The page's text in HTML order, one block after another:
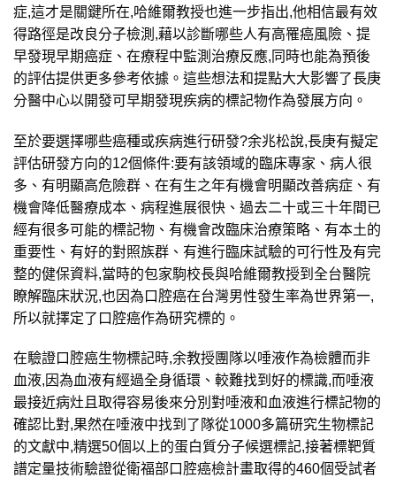
症,這才是關鍵所在,哈維爾教授也進一步指出,他相信最有效
得路徑是改良分子檢測,藉以診斷哪些人有高罹癌風險、提
早發現早期癌症、在療程中監測治療反應,同時也能為預後
的評估提供更多參考依據。這些想法和提點大大影響了長庚
分醫中心以開發可早期發現疾病的標記物作為發展方向。
至於要選擇哪些癌種或疾病進行研發?余兆松說,長庚有擬定
評估研發方向的12個條件:要有該領域的臨床專家、病人很
多、有明顯高危險群、在有生之年有機會明顯改善病症、有
機會降低醫療成本、病程進展很快、過去二十或三十年間已
經有很多可能的標記物、有機會改臨床治療策略、有本土的
重要性、有好的對照族群、有進行臨床試驗的可行性及有完
整的健保資料,當時的包家駒校長與哈維爾教授到全台醫院
瞭解臨床狀況,也因為口腔癌在台灣男性發生率為世界第一,
所以就擇定了口腔癌作為研究標的。
在驗證口腔癌生物標記時,余教授團隊以唾液作為檢體而非
血液,因為血液有經過全身循環、較難找到好的標識,而唾液
最接近病灶且取得容易後來分別對唾液和血液進行標記物的
確認比對,果然在唾液中找到了隊從1000多篇研究生物標記
的文獻中,精選50個以上的蛋白質分子候選標記,接著標靶質
譜定量技術驗證從衛福部口腔癌檢計畫取得的460個受試者